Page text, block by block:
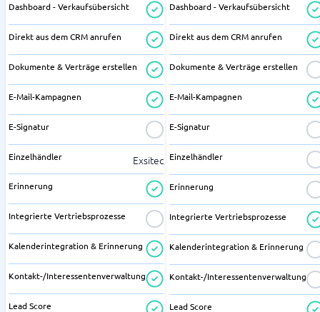
Dashboard - Verkaufsübersicht
Direkt aus dem CRM anrufen
Dokumente & Verträge erstellen
E-Mail-Kampagnen
E-Signatur
Einzelhändler Exsitec
Erinnerung
Integrierte Vertriebsprozesse
Kalenderintegration & Erinnerung
Kontakt-/Interessentenverwaltung
Lead Score
Dashboard - Verkaufsübersicht
Direkt aus dem CRM anrufen
Dokumente & Verträge erstellen
E-Mail-Kampagnen
E-Signatur
Einzelhändler
Erinnerung
Integrierte Vertriebsprozesse
Kalenderintegration & Erinnerung
Kontakt-/Interessentenverwaltung
Lead Score